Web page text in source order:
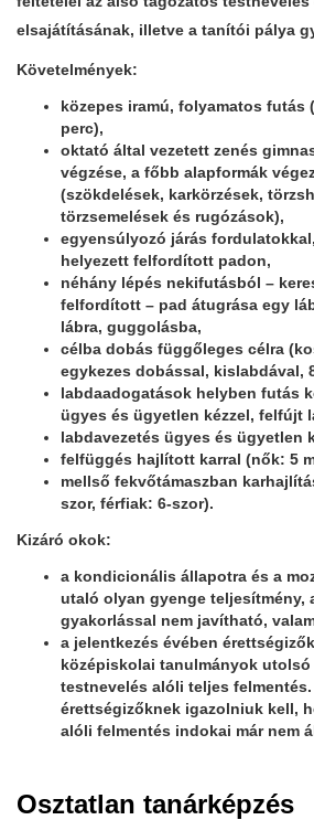
elsajátításának, illetve a tanítói pálya
Követelmények:
közepes iramú, folyamatos futás
perc),
oktató által vezetett zenés
végzése, a főbb alapformák
(szökdelések, karkörzések,
törzsemelések és rugózások),
egyensúlyozó járás
helyezett felfordított padon,
néhány lépés nekifutásból –
felfordított – pad átugrása egy
lábra, guggolásba,
célba dobás függőleges célra
egykezes dobással, kislabdával,
labdaadogatások helyben futás
ügyes és ügyetlen kézzel, felfújt
labdavezetés ügyes és ügyetlen
felfüggés hajlított karral (nők: 5
mellső fekvőtámaszban
szor, férfiak: 6-szor).
Kizáró okok:
a kondicionális állapotra és a
utaló olyan gyenge teljesítmény,
gyakorlással nem javítható,
a jelentkezés évében
középiskolai tanulmányok utolsó
testnevelés alóli teljes felmentés.
érettségizőknek igazolniuk kell,
alóli felmentés indokai már nem
Osztatlan tanárképzés